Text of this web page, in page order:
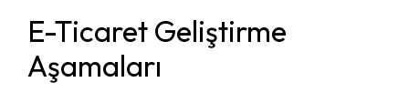
E-Ticaret Geliştirme
Aşamaları